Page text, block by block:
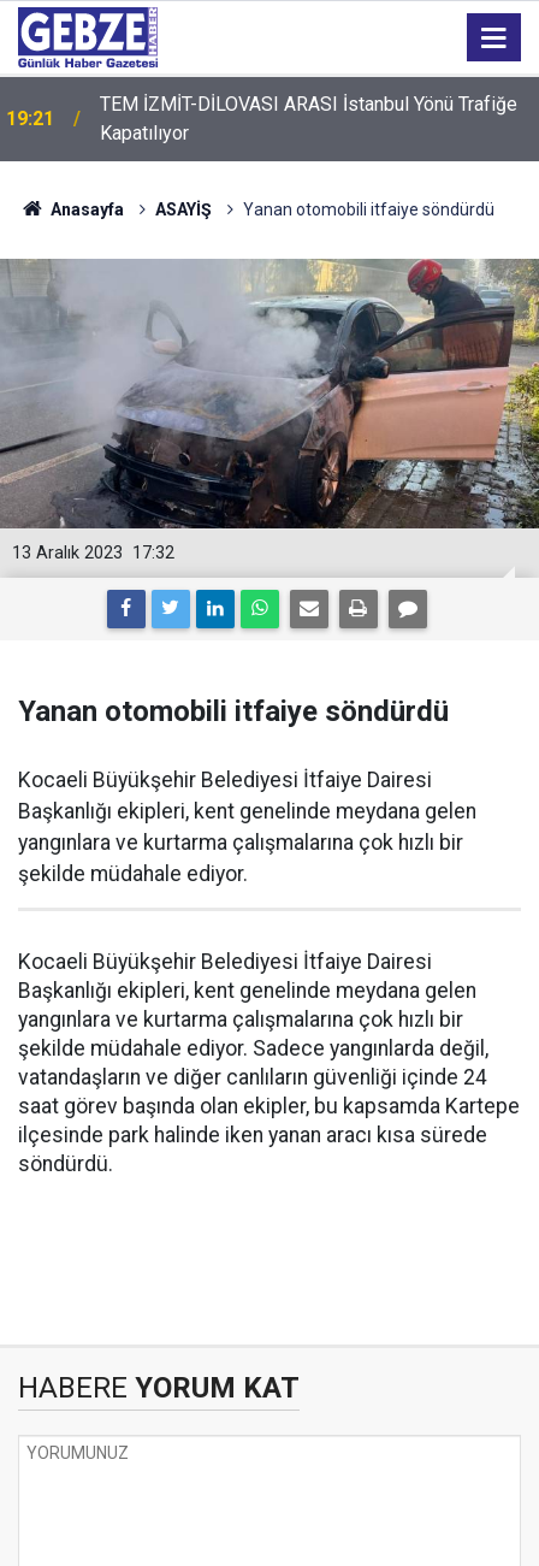
19:21
TEM İZMİT-DİLOVASI ARASI İstanbul Yönü Trafiğe
Kapatılıyor
Anasayfa ASAYİŞ Yanan otomobili itfaiye söndürdü
17:32
13 Aralık 2023
Yanan otomobili itfaiye söndürdü
Kocaeli Büyükşehir Belediyesi İtfaiye Dairesi
Başkanlığı ekipleri, kent genelinde meydana gelen
yangınlara ve kurtarma çalışmalarına çok hızlı bir
şekilde müdahale ediyor.
Kocaeli Büyükşehir Belediyesi İtfaiye Dairesi
Başkanlığı ekipleri, kent genelinde meydana gelen
yangınlara ve kurtarma çalışmalarına çok hızlı bir
şekilde müdahale ediyor. Sadece yangınlarda değil,
vatandaşların ve diğer canlıların güvenliği içinde 24
saat görev başında olan ekipler, bu kapsamda Kartepe
ilçesinde park halinde iken yanan aracı kısa sürede
söndürdü.
HABERE YORUM KAT